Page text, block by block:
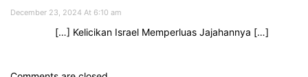
December 23, 2024 At 6:10 am
[…] Kelicikan Israel Memperluas Jajahannya […]